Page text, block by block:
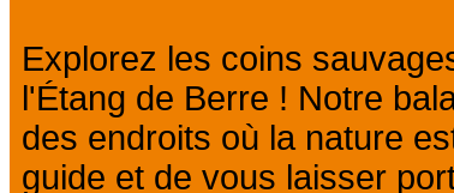
Explorez les coins
l'Étang de Berre ! Notre
des endroits où la nature
guide et de vous laisser